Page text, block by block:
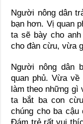
Người nông dân
bạn hơn. Vị quan
ta sẽ bày cho
cho đàn cừu, vừa
Người nông dân
quan phủ. Vừa
làm theo những gì
ta bắt ba con
chúng cho ba cậu
Đám trẻ rất vui